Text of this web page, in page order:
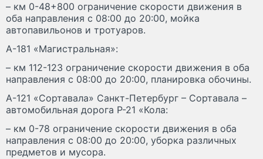
– км 0-48+800 ограничение скорости движения в
оба направления с 08:00 до 20:00, мойка
автопавильонов и тротуаров.
А-181 «Магистральная»:
– км 112-123 ограничение скорости движения в оба
направления с 08:00 до 20:00, планировка обочины.
А-121 «Сортавала» Санкт-Петербург – Сортавала –
автомобильная дорога Р-21 «Кола:
– км 0-78 ограничение скорости движения в оба
направления с 08:00 до 20:00, уборка различных
предметов и мусора.